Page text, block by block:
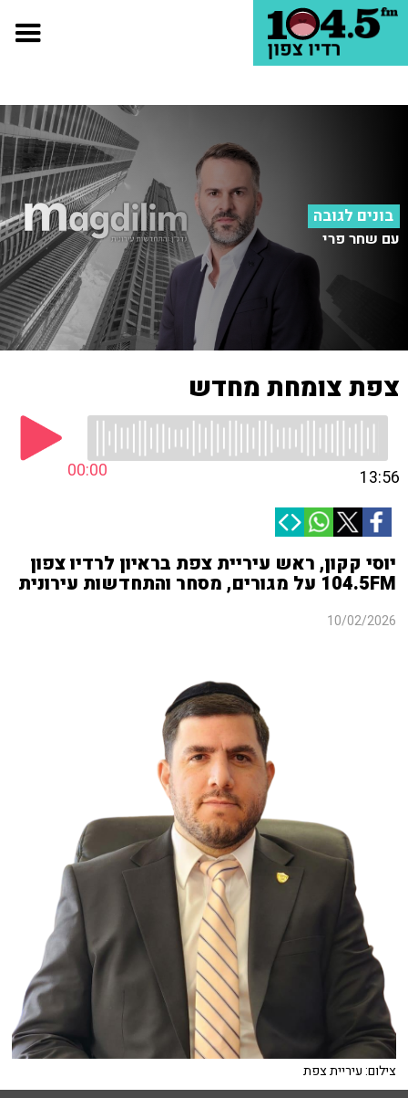
בונים לגובה
עם שחר פרי
צפת צומחת מחדש
00:00 13:56
יוסי קקון, ראש עיריית צפת בראיון לרדיו צפון
104.5FM על מגורים, מסחר והתחדשות עירונית
10/02/2026
צילום: עיריית צפת